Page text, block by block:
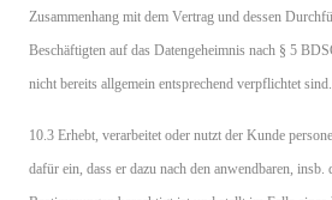
Zusammenhang mit dem Vertrag und dessen
Beschäftigten auf das Datengeheimnis nach § 5
nicht bereits allgemein entsprechend verpflichtet sind.
10.3 Erhebt, verarbeitet oder nutzt der Kunde
dafür ein, dass er dazu nach den anwendbaren, insb.